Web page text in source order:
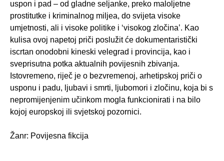
uspon i pad – od gladne seljanke, preko maloljetne
prostitutke i kriminalnog miljea, do svijeta visoke
umjetnosti, ali i visoke politike i ‘visokog zločina’. Kao
kulisa ovoj napetoj priči poslužit će dokumentaristički
iscrtan onodobni kineski velegrad i provincija, kao i
sveprisutna potka aktualnih povijesnih zbivanja.
Istovremeno, riječ je o bezvremenoj, arhetipskoj priči o
usponu i padu, ljubavi i smrti, ljubomori i zločinu, koja bi s
nepromijenjenim učinkom mogla funkcionirati i na bilo
kojoj europskoj ili svjetskoj pozornici.
Žanr: Povijesna fikcija